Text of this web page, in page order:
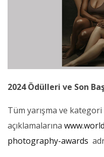
2024 Ödülleri ve Son
Tüm yarışma ve kategori
açıklamalarına
photography-awards